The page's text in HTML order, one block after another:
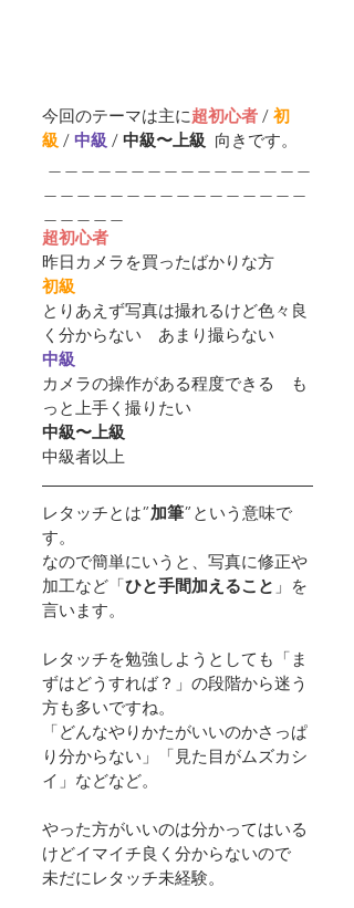
今回のテーマは主に超初心者 / 初
級 / 中級 / 中級〜上級 向きです。
超初心者
昨日カメラを買ったばかりな方
初級
とりあえず写真は撮れるけど色々良
く分からない　あまり撮らない
中級
カメラの操作がある程度できる　も
っと上手く撮りたい
中級〜上級
中級者以上
レタッチとは”加筆”という意味で
す。
なので簡単にいうと、写真に修正や
加工など「ひと手間加えること 」を
言います。
レタッチを勉強しようとしても「ま
ずはどうすれば？」の段階から迷う
方も多いですね。
「どんなやりかたがいいのかさっぱ
り分からない」「見た目がムズカシ
イ」などなど。
やった方がいいのは分かってはいる
けどイマイチ良く分からないので
未だにレタッチ未経験。